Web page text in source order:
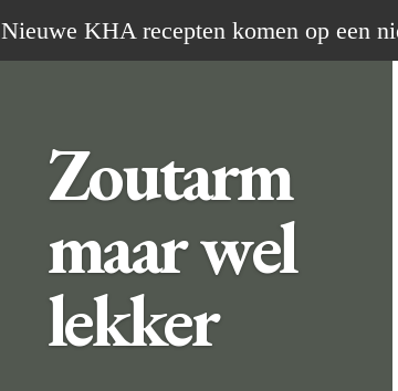
Nieuwe KHA recepten komen op een
Zoutarm
maar wel
lekker